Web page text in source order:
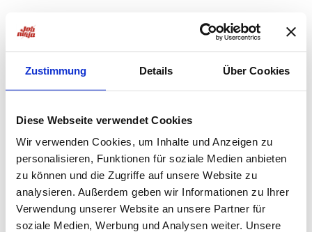
Zustimmung Details Über Cookies
Diese Webseite verwendet Cookies
Wir verwenden Cookies, um Inhalte und Anzeigen zu
personalisieren, Funktionen für soziale Medien anbieten
zu können und die Zugriffe auf unsere Website zu
analysieren. Außerdem geben wir Informationen zu Ihrer
Verwendung unserer Website an unsere Partner für
soziale Medien, Werbung und Analysen weiter. Unsere